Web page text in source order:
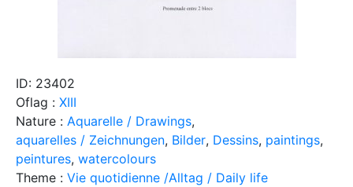
ID: 23402
Oflag : XIII
Nature : Aquarelle / Drawings,
aquarelles / Zeichnungen, Bilder, Dessins, paintings,
peintures, watercolours
Theme : Vie quotidienne /Alltag / Daily life